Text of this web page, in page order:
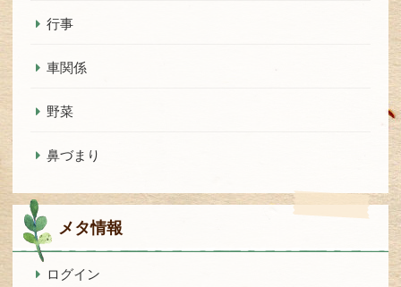
行事
車関係
野菜
鼻づまり
メタ情報
ログイン